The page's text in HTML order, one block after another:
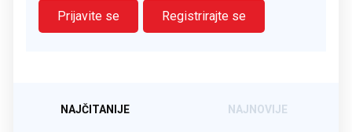
Prijavite se
Registrirajte se
NAJČITANIJE NAJNOVIJE